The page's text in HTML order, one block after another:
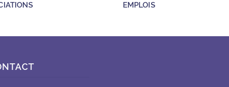
de 15h à 18h, le vendredi de 14h à 18h et le samedi de 10h à 17h.
EMPLOIS